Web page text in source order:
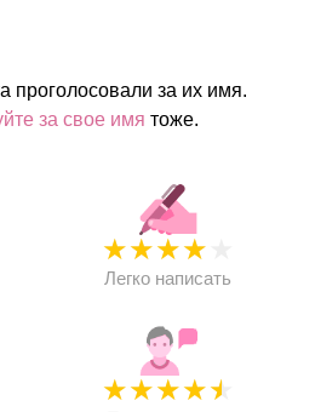
проголосовали за их имя.
за свое имя тоже.
★★★★
Легко написать
★★★★★